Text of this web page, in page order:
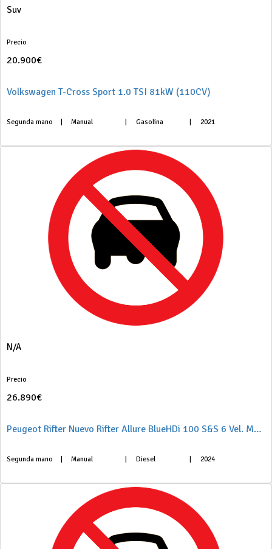
Suv
Precio
20.900€
Volkswagen T-Cross Sport 1.0 TSI 81kW (110CV)
Segunda mano Manual Gasolina 2021
N/A
Precio
26.890€
Peugeot Rifter Nuevo Rifter Allure BlueHDi 100 S&S 6 Vel. MAN Standard
Segunda mano Manual Diesel 2024